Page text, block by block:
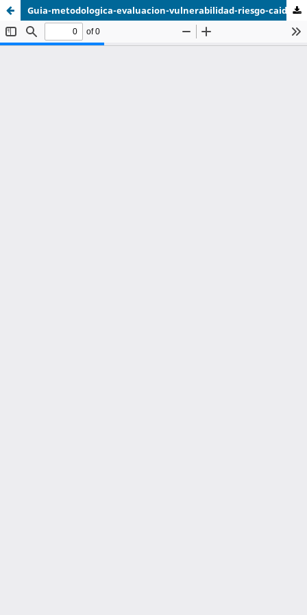
Guia-metodologica-evaluacion-vulnerabilidad-riesgo-caidas-material-piroclastico-transportado-viento.pdf